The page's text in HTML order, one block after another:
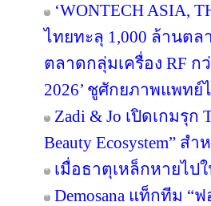
‘WONTECH ASIA,
ไทยทะลุ 1,000 ล้านต
ตลาดกลุ่มเครื่อง RF ก
2026’ ชูศักยภาพแพทย์
Zadi & Jo เปิดเกมรุก
Beauty Ecosystem” ส
เมื่อธาตุเหล็กหายไป
Demosana แท็กทีม